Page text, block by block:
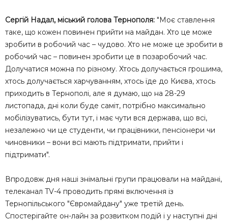
Сергій Надал, міський голова Тернополя: "Моє ставлення
таке, що кожен повинен прийти на майдан. Хто це може
зробити в робочий час – чудово. Хто не може це зробити в
робочий час – повинен зробити це в позаробочий час.
Долучатися можна по різному. Хтось долучається грошима,
хтось долучається харчуванням, хтось їде до Києва, хтось
приходить в Тернополі, але я думаю, що на 28-29
листопада, дні коли буде саміт, потрібно максимально
мобілізуватись, бути тут, і має чути вся держава, що всі,
незалежно чи це студенти, чи працівники, пенсіонери чи
чиновники – вони всі мають підтримати, прийти і
підтримати".
Впродовж дня наші знімальні групи працювали на майдані,
телеканал TV-4 проводить прямі включення із
Тернопільського "Євромайдану" уже третій день.
Спостерігайте он-лайн за розвитком подій і у наступні дні